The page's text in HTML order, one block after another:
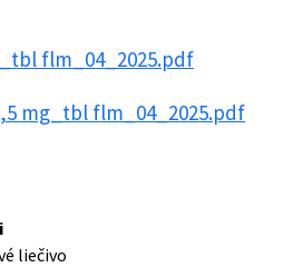
flm_04_2025.pdf
mg_tbl flm_04_2025.pdf
liečivo